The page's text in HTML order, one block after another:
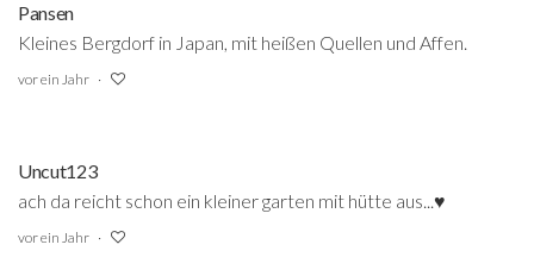
Pansen
Kleines Bergdorf in Japan, mit heißen Quellen und Affen.
vor ein Jahr
Uncut123
ach da reicht schon ein kleiner garten mit hütte aus...♥
vor ein Jahr